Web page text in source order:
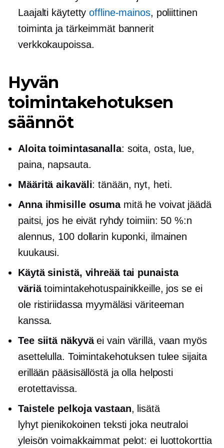
Laajalti käytettyoffline-mainos, poliittinen
toiminta ja tärkeimmät bannerit
verkkokaupoissa.
Hyvän
toimintakehotuksen
säännöt
Aloita toimintasanalla: soita, osta, lue,
paina, napsauta.
Määritä aikaväli: tänään, nyt, heti.
Anna ihmisille osumamitä he voivat jäädä
paitsi, jos he eivät ryhdy toimiin: 50 %:n
alennus, 100 dollarin kuponki, ilmainen
kuukausi.
Käytä sinistä, vihreää tai punaista
väriätoimintakehotuspainikkeille, jos se ei
ole ristiriidassa myymäläsi väriteeman
kanssa.
Tee siitä näkyväei vain värillä, vaan myös
asettelulla. Toimintakehotuksen tulee sijaita
erillään pääsisällöstä ja olla helposti
erotettavissa.
Taistele pelkoja vastaan, lisätä
lyhyt pienikokoinen teksti joka neutraloi
yleisön voimakkaimmat pelot: ei luottokorttia